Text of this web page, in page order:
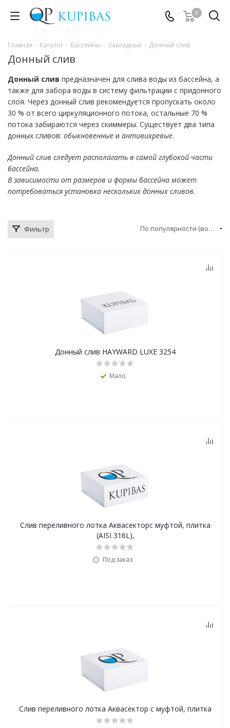
0
Главная - Каталог - Бассейны - Закладные - Донный слив
Донный слив
Донный слив предназначен для слива воды из бассейна, а
также для забора воды в систему фильтрации с придонного
слоя. Через донный слив рекомендуется пропускать около
30 % от всего циркуляционного потока, остальные 70 %
потока забираются через скиммеры. Существует два типа
донных сливов: обыкновенные и антивихревые.
Донный слив следует располагать в самой глубокой части
бассейна.
В зависимости от размеров и формы бассейна может
потребоваться установка нескольких донных сливов.
Фильтр По популярности (возрастание)
Донный слив HAYWARD LUXE 3254
Мало
Слив переливного лотка Аквасекторс муфтой, плитка
(AISI 316L),
Под заказ
Слив переливного лотка Аквасектор с муфтой, плитка